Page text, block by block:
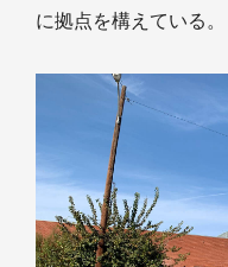
に拠点を構えている。